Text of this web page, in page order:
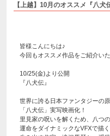
【上越】10月のオススメ『八犬
皆様こんにちは♪
今回もオススメ作品をご紹介い
10/25(金)より公開
『八犬伝』
世界に誇る日本ファンタジーの
「八犬伝」実写映画化！
里見家の呪いを解くため、八つ
運命をダイナミックなVFXで描